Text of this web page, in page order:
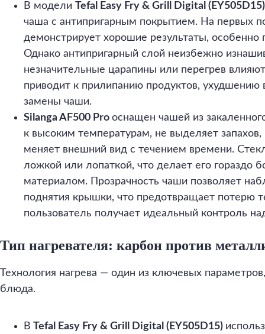
В модели Tefal Easy Fry & Grill Digital (EY505D15)
чаша с антипригарным покрытием. На первых
демонстрирует хорошие результаты, особенно
Однако антипригарный слой неизбежно
незначительные царапины или перегрев
приводит к прилипанию продуктов, ухудшению
замены чаши.
Silanga AF500 Pro оснащен чашей из
к высоким температурам, не выделяет
меняет внешний вид с течением времени.
ложкой или лопаткой, что делает его гораздо
материалом. Прозрачность чаши позволяет
поднятия крышки, что предотвращает потерю
пользователь получает идеальный контроль
Тип нагревателя: карбон против
Технология нагрева — один из ключевых
блюда.
В Tefal Easy Fry & Grill Digital (EY505D15)